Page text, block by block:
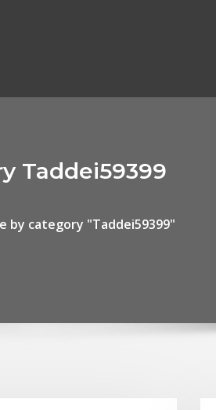
Taddei59399
by category "Taddei59399"